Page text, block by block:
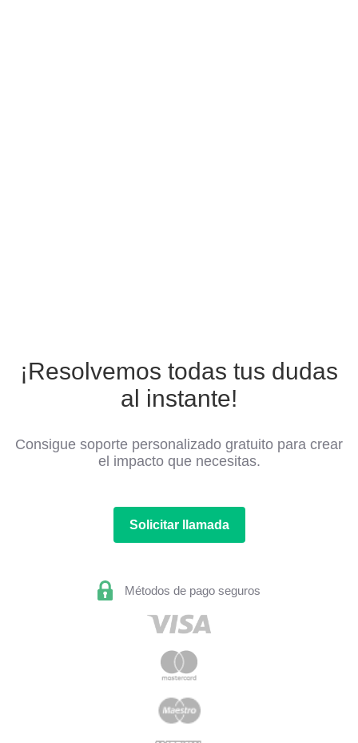
¡Resolvemos todas tus dudas
al instante!
Consigue soporte personalizado gratuito para crear
el impacto que necesitas.
Solicitar llamada
Métodos de pago seguros